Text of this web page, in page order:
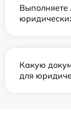
Выполняете
Какую
для